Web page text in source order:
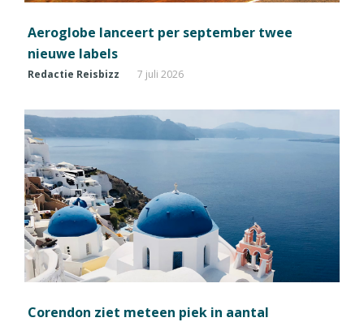
Aeroglobe lanceert per september twee
nieuwe labels
Redactie Reisbizz 7 juli 2026
Corendon ziet meteen piek in aantal